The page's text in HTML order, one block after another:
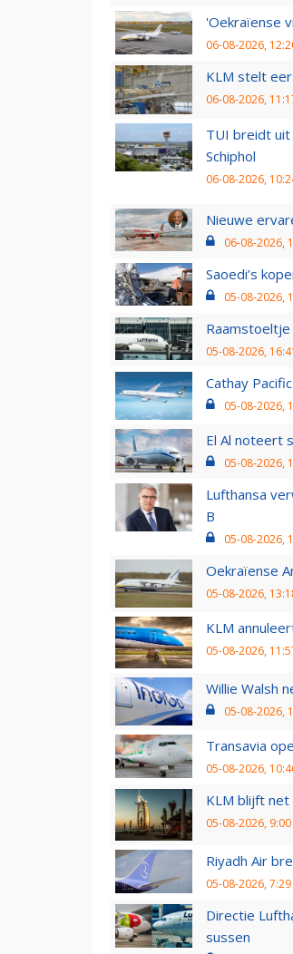
'Oekraïense
06-08-2026,
KLM stelt
06-08-2026,
TUI breidt uit
Schiphol
06-08-2026,
Nieuwe
06-08-2026,
Saoedi’s
05-08-2026,
05-08-2026,
Cathay
05-08-2026,
El Al noteert
05-08-2026,
Lufthansa
B
05-08-2026,
Oekraïense
05-08-2026,
KLM
05-08-2026,
Willie Walsh
05-08-2026,
Transavia
05-08-2026,
KLM blijft
05-08-2026, 9:00
Riyadh Air
05-08-2026, 7:29
Directie
sussen